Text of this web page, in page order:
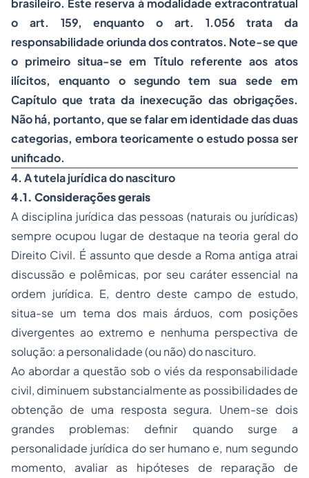
brasileiro. Este reserva à modalidade extracontratual
o art. 159, enquanto o art. 1.056 trata da
responsabilidade oriunda dos contratos. Note-se que
o primeiro situa-se em Título referente aos atos
ilícitos, enquanto o segundo tem sua sede em
Capítulo que trata da inexecução das obrigações.
Não há, portanto, que se falar em identidade das duas
categorias, embora teoricamente o estudo possa ser
unificado.
4. A tutela jurídica do nascituro
4.1. Considerações gerais
A disciplina jurídica das pessoas (naturais ou jurídicas)
sempre ocupou lugar de destaque na teoria geral do
Direito Civil. É assunto que desde a Roma antiga atrai
discussão e polêmicas, por seu caráter essencial na
ordem jurídica. E, dentro deste campo de estudo,
situa-se um tema dos mais árduos, com posições
divergentes ao extremo e nenhuma perspectiva de
solução: a personalidade (ou não) do nascituro.
Ao abordar a questão sob o viés da responsabilidade
civil, diminuem substancialmente as possibilidades de
obtenção de uma resposta segura. Unem-se dois
grandes problemas: definir quando surge a
personalidade jurídica do ser humano e, num segundo
momento, avaliar as hipóteses de reparação de